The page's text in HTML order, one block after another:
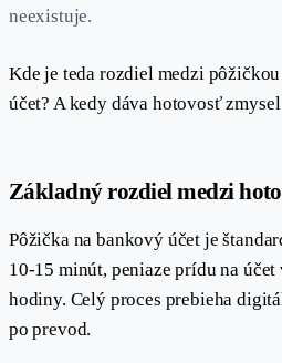
neexistuje.
Kde je teda rozdiel medzi
účet? A kedy dáva hotovosť zmysel
Základný rozdiel medzi
Pôžička na bankový účet je
10-15 minút, peniaze prídu na
hodiny. Celý proces prebieha
po prevod.